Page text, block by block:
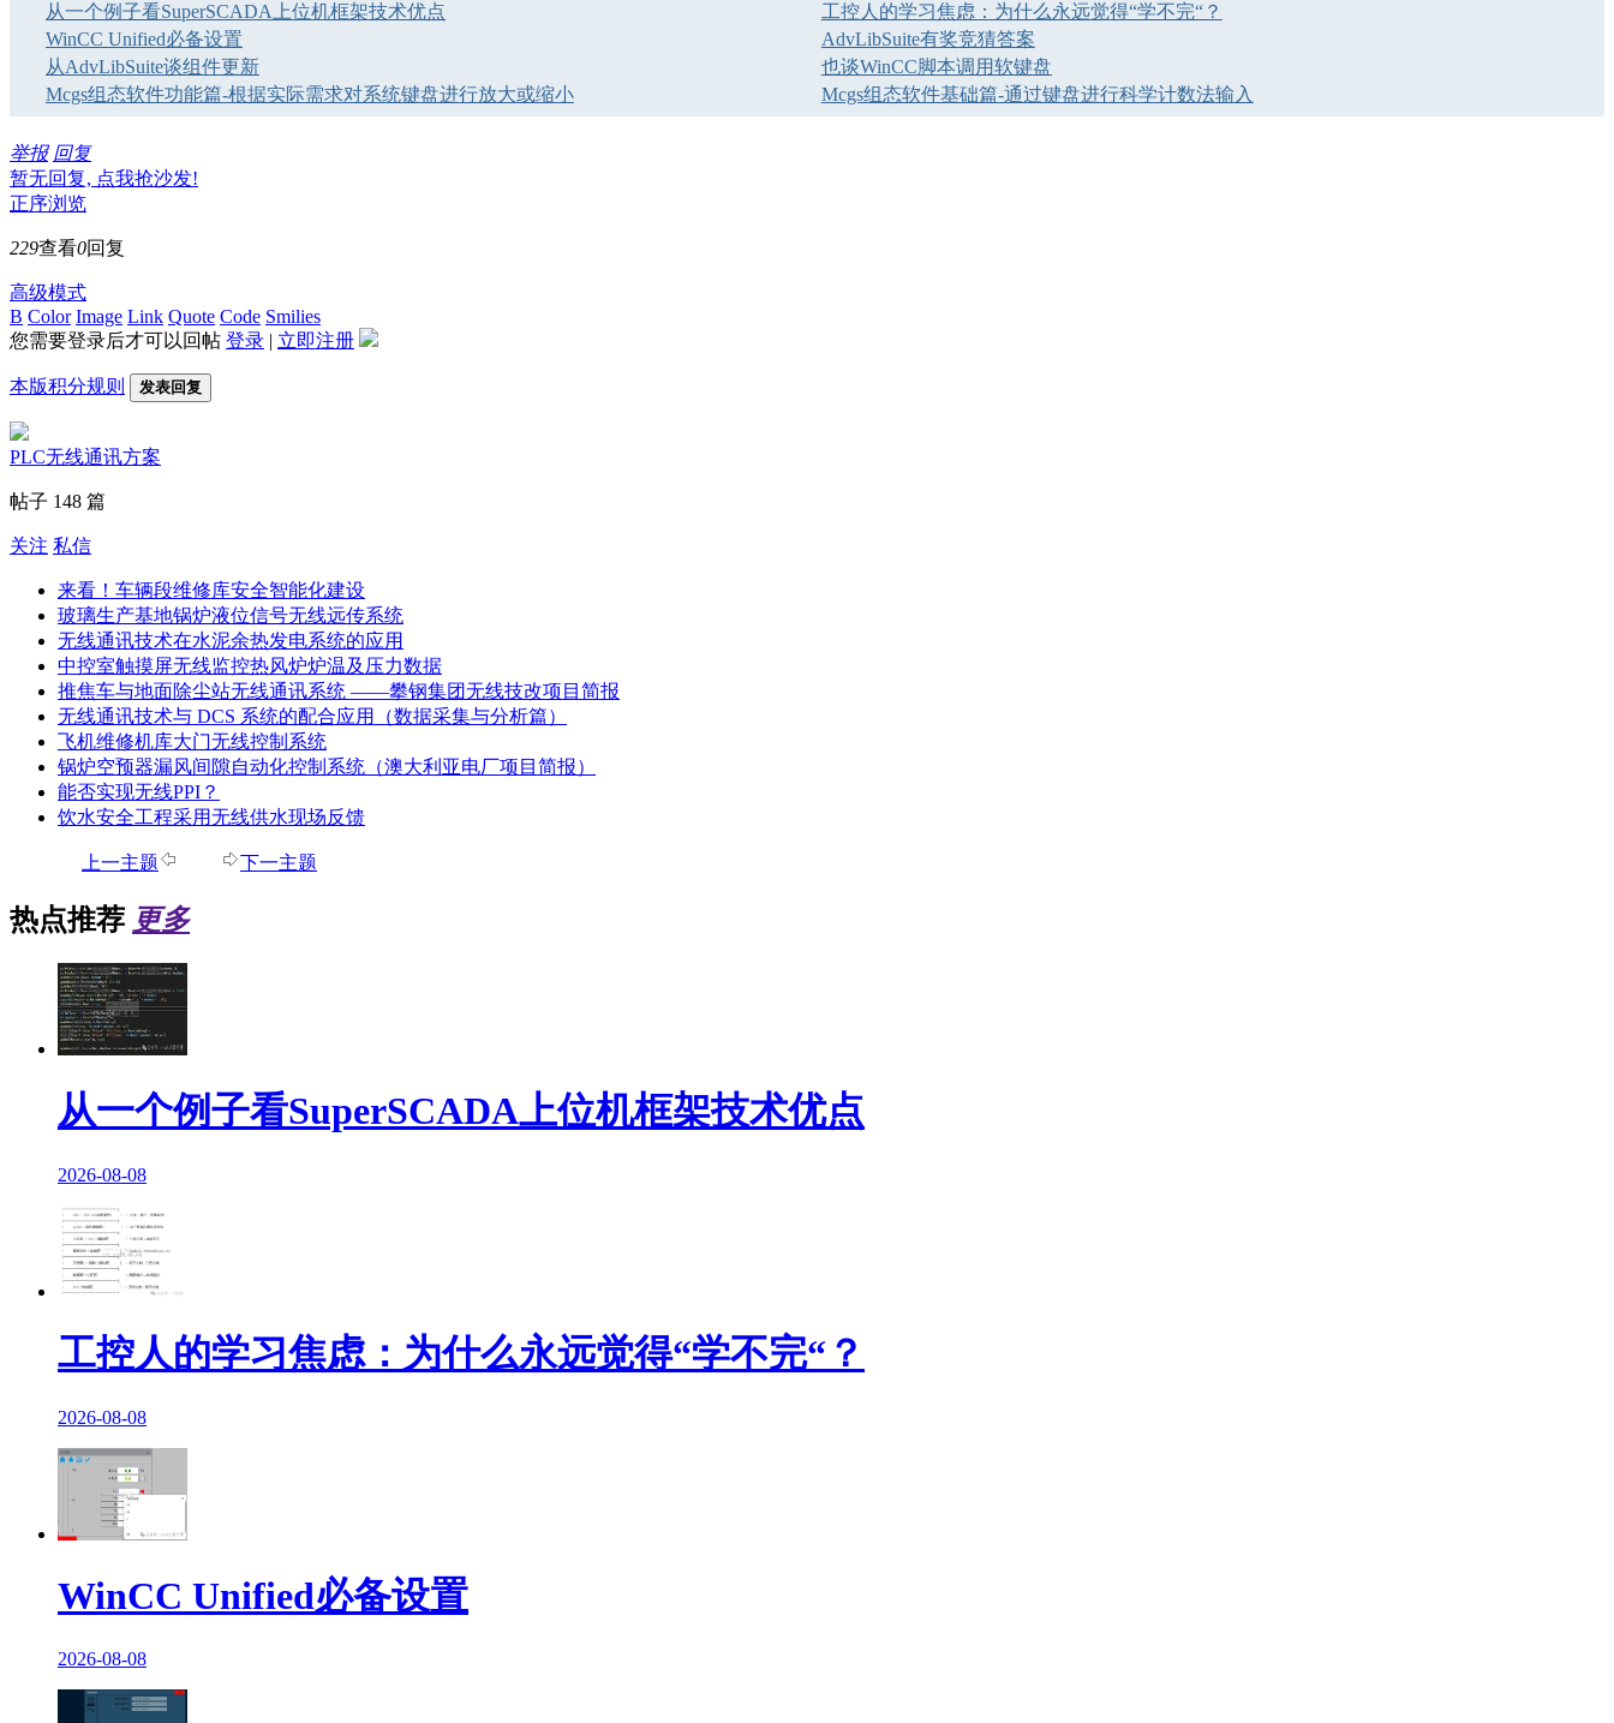
从一个例子看SuperSCADA上位机框架技术优点
工控人的学习焦虑：为什么永远觉得“学不完“？
WinCC Unified必备设置
AdvLibSuite有奖竞猜答案
从AdvLibSuite谈组件更新
也谈WinCC脚本调用软键盘
Mcgs组态软件功能篇-根据实际需求对系统键盘进行放大或缩小
Mcgs组态软件基础篇-通过键盘进行科学计数法输入
举报 回复
暂无回复, 点我抢沙发!
正序浏览
229查看0回复
高级模式
B Color Image Link Quote Code Smilies
您需要登录后才可以回帖 登录 | 立即注册
本版积分规则 发表回复
PLC无线通讯方案
帖子 148 篇
关注 私信
来看！车辆段维修库安全智能化建设
玻璃生产基地锅炉液位信号无线远传系统
无线通讯技术在水泥余热发电系统的应用
中控室触摸屏无线监控热风炉炉温及压力数据
推焦车与地面除尘站无线通讯系统 ——攀钢集团无线技改项目简报
无线通讯技术与 DCS 系统的配合应用（数据采集与分析篇）
飞机维修机库大门无线控制系统
锅炉空预器漏风间隙自动化控制系统（澳大利亚电厂项目简报）
能否实现无线PPI？
饮水安全工程采用无线供水现场反馈
上一主题 下一主题
热点推荐 更多
从一个例子看SuperSCADA上位机框架技术优点
2026-08-08
工控人的学习焦虑：为什么永远觉得“学不完“？
2026-08-08
WinCC Unified必备设置
2026-08-08